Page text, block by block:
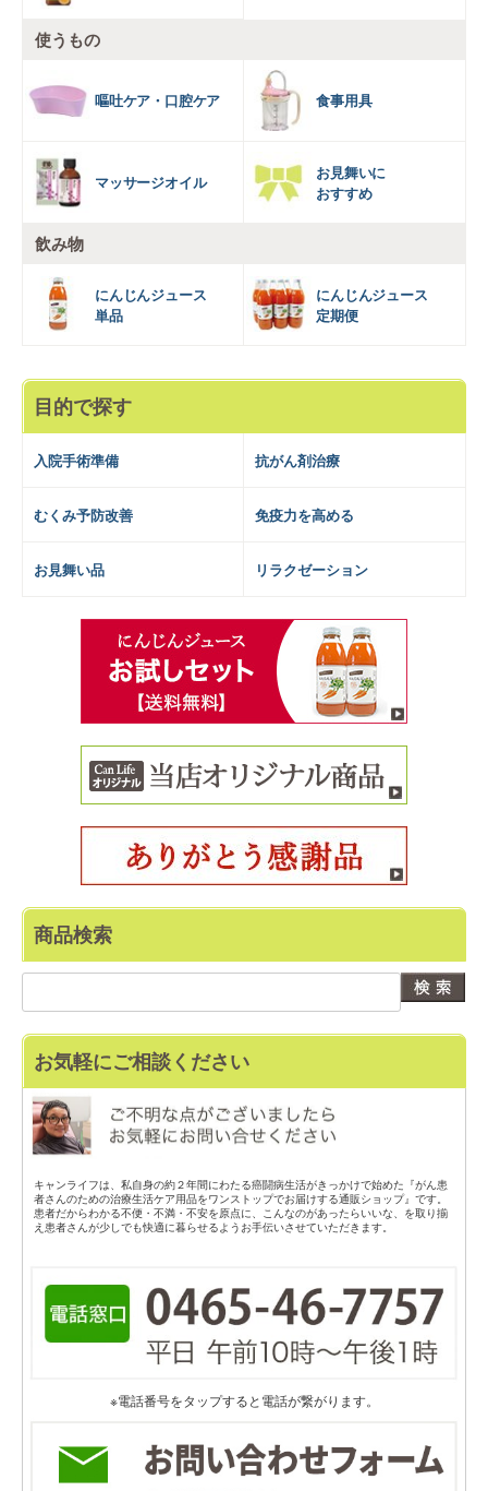
使うもの
嘔吐ケア・口腔ケア 食事用具
マッサージオイル
お見舞いに
おすすめ
飲み物
にんじんジュース
単品
にんじんジュース
定期便
目的で探す
入院手術準備 抗がん剤治療
むくみ予防改善 免疫力を高める
お見舞い品 リラクゼーション
商品検索
お気軽にご相談ください
キャンライフは、私自身の約２年間にわたる癌闘病生活がきっかけで始めた『がん患
者さんのための治療生活ケア用品をワンストップでお届けする通販ショップ』です。
患者だからわかる不便・不満・不安を原点に、こんなのがあったらいいな、を取り揃
え患者さんが少しでも快適に暮らせるようお手伝いさせていただきます。
※電話番号をタップすると電話が繋がります。